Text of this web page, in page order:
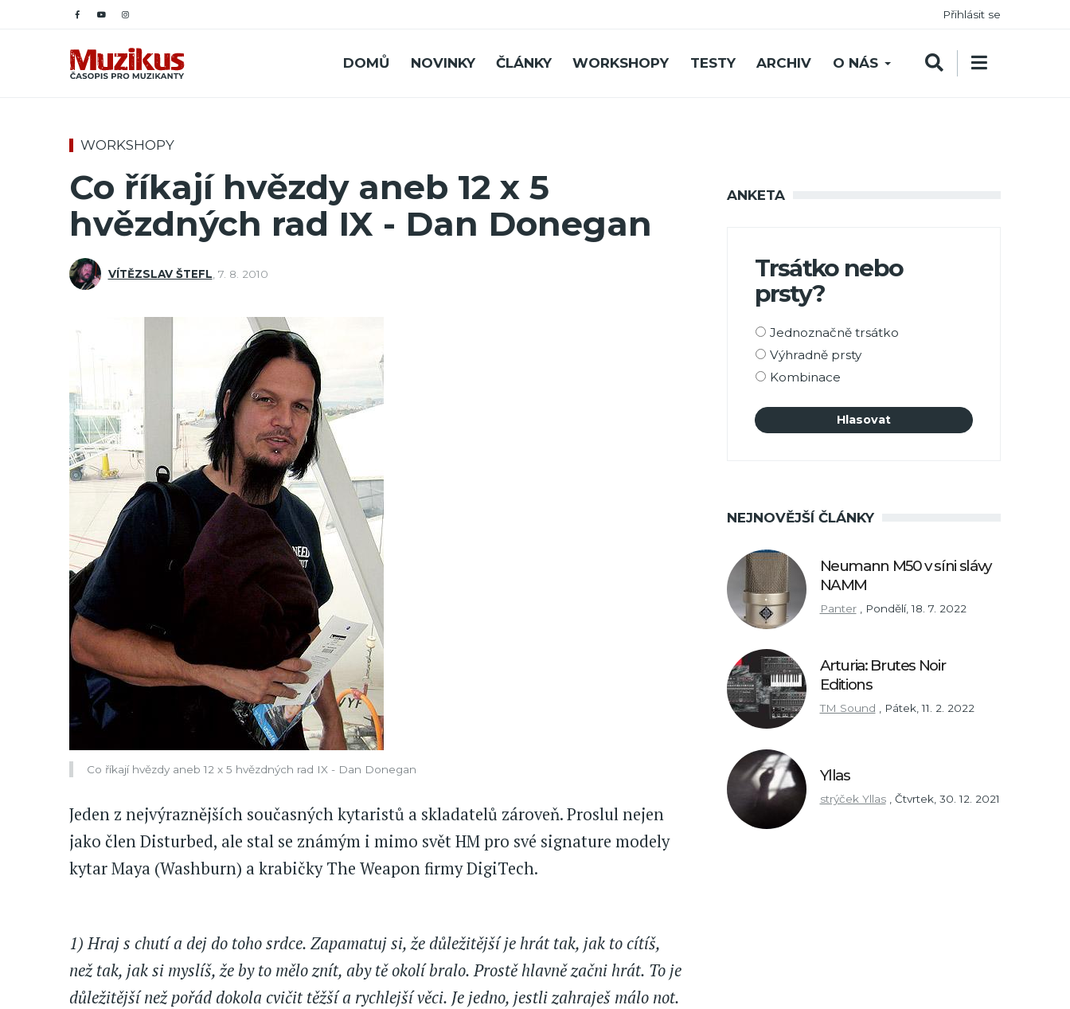
Přihlásit se
DOMŮ NOVINKY ČLÁNKY WORKSHOPY TESTY ARCHIV O NÁS
WORKSHOPY
Co říkají hvězdy aneb 12 x 5
hvězdných rad IX - Dan Donegan
VÍTĚZSLAV ŠTEFL 7. 8. 2010
Co říkají hvězdy aneb 12 x 5 hvězdných rad IX - Dan Donegan
Jeden z nejvýraznějších současných kytaristů a skladatelů zároveň. Proslul nejen
jako člen Disturbed, ale stal se známým i mimo svět HM pro své signature modely
kytar Maya (Washburn) a krabičky The Weapon firmy DigiTech.
1) Hraj s chutí a dej do toho srdce. Zapamatuj si, že důležitější je hrát tak, jak to cítíš,
než tak, jak si myslíš, že by to mělo znít, aby tě okolí bralo. Prostě hlavně začni hrát. To je
důležitější než pořád dokola cvičit těžší a rychlejší věci. Je jedno, jestli zahraješ málo not.
ANKETA
Trsátko nebo
prsty?
Možnosti
výběru
Jednoznačně trsátko
Výhradně prsty
Kombinace
NEJNOVĚJŠÍ ČLÁNKY
Neumann M50 v síni slávy
NAMM
Panter Pondělí, 18. 7. 2022
Arturia: Brutes Noir
Editions
TM Sound , Pátek, 11. 2. 2022
Yllas
strýček Yllas Čtvrtek, 30. 12. 2021